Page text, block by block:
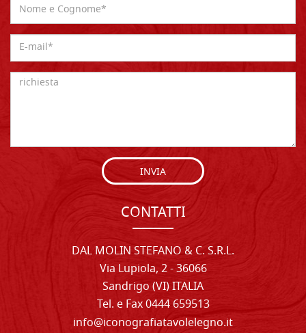
INVIA
CONTATTI
DAL MOLIN STEFANO & C. S.R.L.
Via Lupiola, 2 - 36066
Sandrigo (VI) ITALIA
Tel. e Fax 0444 659513
info@iconografiatavolelegno.it